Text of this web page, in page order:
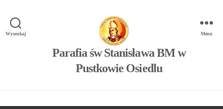
Wyszukaj
Parafia św Stanisława BM w
Pustkowie Osiedlu
Menu